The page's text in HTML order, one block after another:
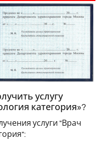
услугу
категория»?
услуги "Врач